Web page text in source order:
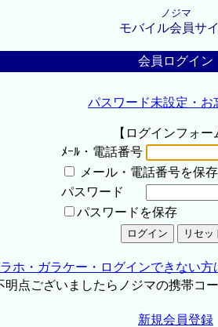
ノジマ
モバイル会員サ
会員ログイン
パスワード未設定・お
【ログインフォー
ﾒｰﾙ・電話番号
メール・電話番号を保存
パスワード
パスワードを保存
ホ・ガラケー・ログインできない
点ございましたらノジマの携帯コ
新規会員登録